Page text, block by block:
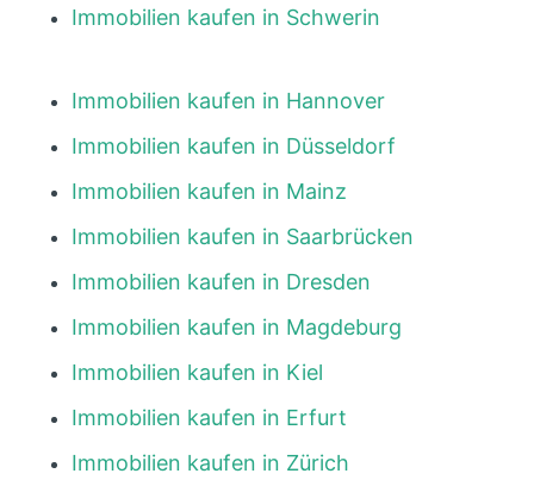
Immobilien kaufen in Schwerin
Immobilien kaufen in Hannover
Immobilien kaufen in Düsseldorf
Immobilien kaufen in Mainz
Immobilien kaufen in Saarbrücken
Immobilien kaufen in Dresden
Immobilien kaufen in Magdeburg
Immobilien kaufen in Kiel
Immobilien kaufen in Erfurt
Immobilien kaufen in Zürich